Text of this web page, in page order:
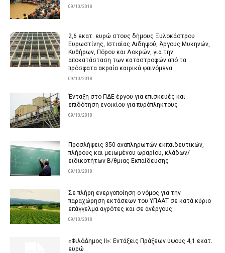
09/10/2018
2,6 εκατ. ευρώ στους δήμους Ξυλοκάστρου
Ευρωστίνης, Ιστιαίας Αιδηψού, Άργους Μυκηνών,
Κυθήρων, Πόρου και Λοκρών, για την
αποκατάσταση των καταστροφών από τα
πρόσφατα ακραία καιρικά φαινόμενα
09/10/2018
Ένταξη στο ΠΔΕ έργου για επισκευές και
επιδότηση ενοικίου για πυρόπληκτους
09/10/2018
Προσλήψεις 350 αναπληρωτών εκπαιδευτικών,
πλήρους και μειωμένου ωραρίου, κλάδων/
ειδικοτήτων Β/θμιας Εκπαίδευσης
09/10/2018
Σε πλήρη ενεργοποίηση ο νόμος για την
παραχώρηση εκτάσεων του ΥΠΑΑΤ σε κατά κύριο
επάγγελμα αγρότες και σε ανέργους
09/10/2018
«ΦιλόΔημος II»: Εντάξεις Πράξεων ύψους 4,1 εκατ.
ευρώ